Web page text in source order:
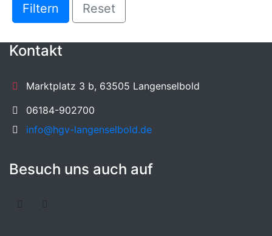
Filtern Reset
Kontakt
Marktplatz 3 b, 63505 Langenselbold
06184-902700
info@hgv-langenselbold.de
Besuch uns auch auf